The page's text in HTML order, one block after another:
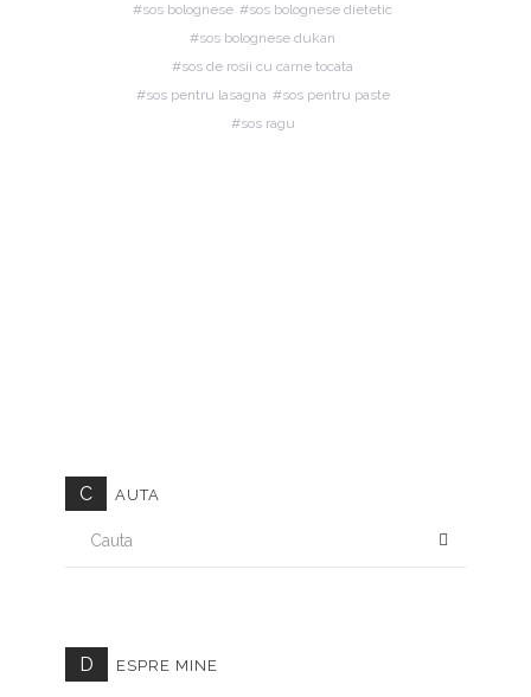
sos bolognese
sos bolognese dietetic
sos bolognese dukan
sos de rosii cu carne tocata
sos pentru lasagna
sos pentru paste
sos ragu
C AUTA
D ESPRE MINE